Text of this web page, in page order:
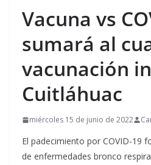
Vacuna vs
sumará al
vacunación
Cuitláhuac
miércoles 15 de junio de 2022
El padecimiento por COVID-19
de enfermedades bronco